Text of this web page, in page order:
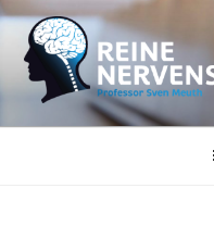
Zum
Inhalt
springen
REINE
Professor Sven Meuth